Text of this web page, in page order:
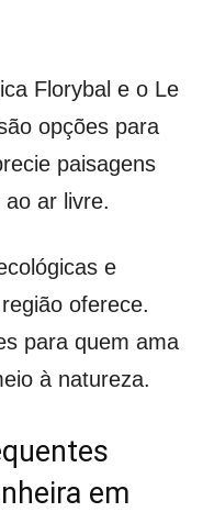
Florybal e o Le
opções para
paisagens
ar livre.
e
oferece.
para quem ama
à natureza.
em